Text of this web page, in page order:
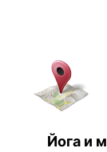
Йога и